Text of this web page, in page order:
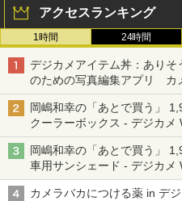
アクセスランキング
1時間 24時間
デジカメアイテム丼：ありそ
のための写真編集アプリ カ
る「Filmator」
岡嶋和幸の「あとで買う」
クーラーボックス - デジカメ
岡嶋和幸の「あとで買う」
車用サンシェード - デジカメ
カメラバカにつける薬 in デ